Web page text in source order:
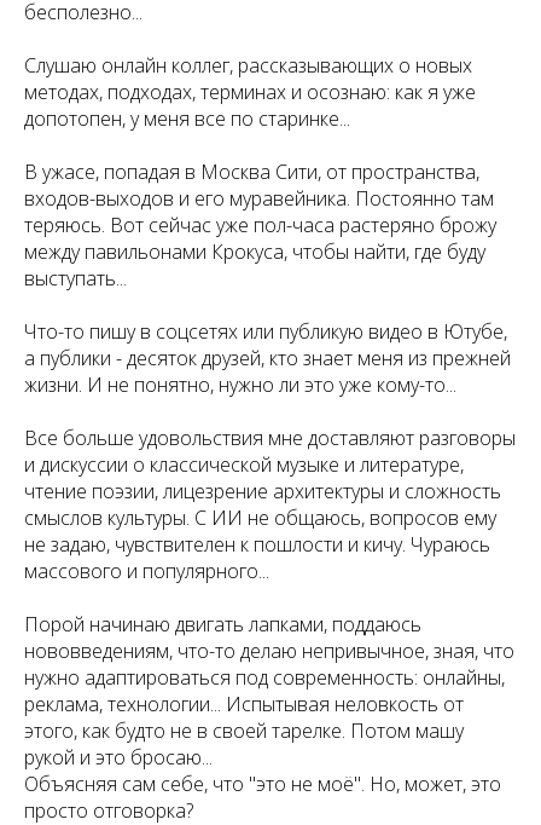
бесполезно...
Слушаю онлайн коллег, рассказывающих о новых
методах, подходах, терминах и осознаю: как я уже
допотопен, у меня все по старинке...
В ужасе, попадая в Москва Сити, от пространства,
входов-выходов и его муравейника. Постоянно там
теряюсь. Вот сейчас уже пол-часа растеряно брожу
между павильонами Крокуса, чтобы найти, где буду
выступать...
Что-то пишу в соцсетях или публикую видео в Ютубе,
а публики - десяток друзей, кто знает меня из прежней
жизни. И не понятно, нужно ли это уже кому-то...
Все больше удовольствия мне доставляют разговоры
и дискуссии о классической музыке и литературе,
чтение поэзии, лицезрение архитектуры и сложность
смыслов культуры. С ИИ не общаюсь, вопросов ему
не задаю, чувствителен к пошлости и кичу. Чураюсь
массового и популярного...
Порой начинаю двигать лапками, поддаюсь
нововведениям, что-то делаю непривычное, зная, что
нужно адаптироваться под современность: онлайны,
реклама, технологии... Испытывая неловкость от
этого, как будто не в своей тарелке. Потом машу
рукой и это бросаю...
Объясняя сам себе, что "это не моё". Но, может, это
просто отговорка?